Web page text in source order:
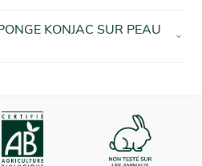
KONJAC SUR PEAU